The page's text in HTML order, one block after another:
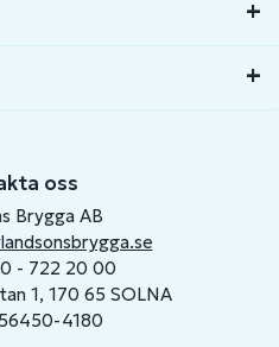
oss
Brygga AB
- 722 20 00
1, 170 65 SOLNA
4180